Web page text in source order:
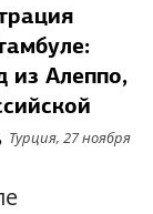
из Алеппо,
Турция, 27 ноября